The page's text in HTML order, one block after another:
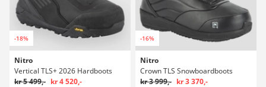
-18%
Nitro
Vertical TLS+ 2026 Hardboots
kr 5 499,- kr 4 520,-
-16%
Nitro
Crown TLS Snowboardboots
kr 3 999,- kr 3 370,-